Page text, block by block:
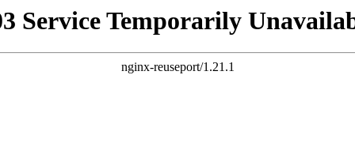
Service Temporarily
nginx-reuseport/1.21.1